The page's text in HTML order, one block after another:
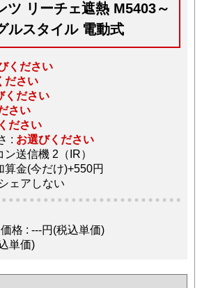
ツ リーチェ遮熱 M5403～
ルスタイル 電動式
ください
ださい
ください
さい
ださい
: お選びください
送信機 2（IR）
算金(今だけ)+550円
ェアしない
格 : ---円(税込単価)
単価)